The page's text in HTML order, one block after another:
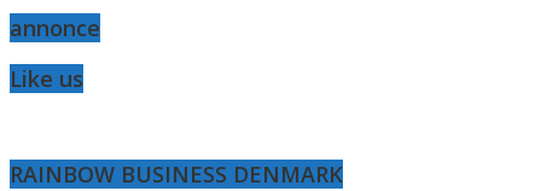
annonce
Like us
RAINBOW BUSINESS DENMARK